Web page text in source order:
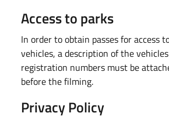
Access to parks
In order to obtain passes for access
vehicles, a description of the
registration numbers must be
before the filming.
Privacy Policy